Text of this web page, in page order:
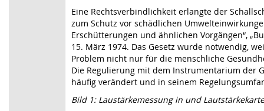
Eine Rechtsverbindlichkeit erlangte der
zum Schutz vor schädlichen
Erschütterungen und ähnlichen Vorgängen“,
15. März 1974. Das Gesetz wurde notwendig,
Problem nicht nur für die menschliche
Die Regulierung mit dem Instrumentarium der
häufig verändert und in seinem
Bild 1: Laustärkemessung in und